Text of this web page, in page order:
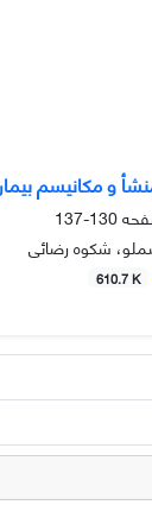
130-137
شکوه رضائی
610.7 K